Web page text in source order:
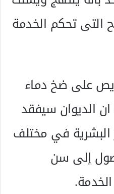
التى تحكم الخدمة
على ضخ دماء
الديوان سيفقد
البشرية في مختلف
إلى سن